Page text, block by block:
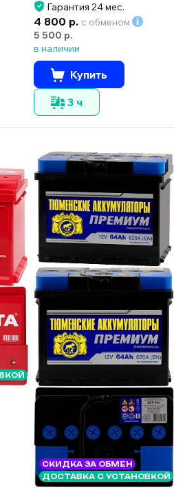
Гарантия 24 мес.
4 800 р. с обменом
5 500 р.
в наличии
Купить
3 ч
СКИДКА ЗА ОБМЕН
ДОСТАВКА С УСТАНОВКОЙ